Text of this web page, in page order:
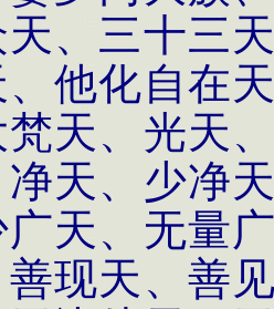
、三十三
他化自在
梵天、光天
天、少净
广天、无量
现天、善